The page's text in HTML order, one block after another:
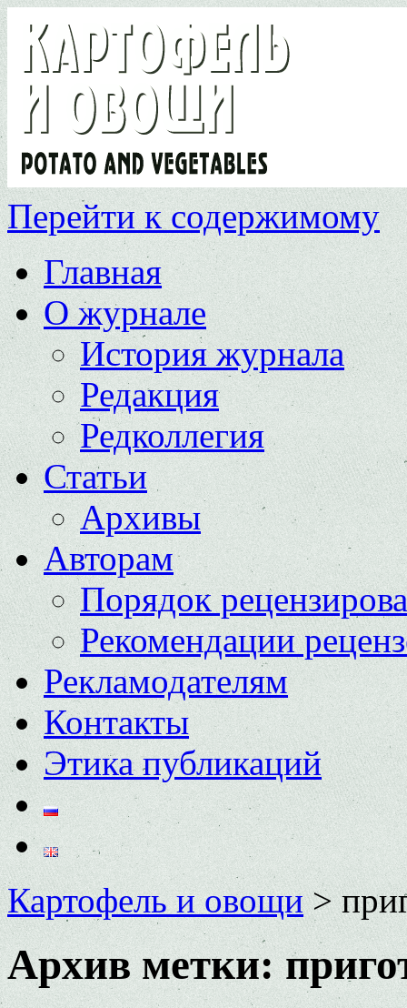
Перейти к содержимому
Главная
О журнале
История журнала
Редакция
Редколлегия
Статьи
Архивы
Авторам
Порядок
Рекомендации
Рекламодателям
Контакты
Этика публикаций
Картофель и овощи>
Архив метки: